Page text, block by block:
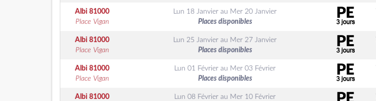
Albi 81000
Place Vigan
Lun 18 Janvier au Mer 20 Janvier
Places disponibles
Albi 81000
Place Vigan
Lun 25 Janvier au Mer 27 Janvier
Places disponibles
Albi 81000
Place Vigan
Lun 01 Février au Mer 03 Février
Places disponibles
Albi 81000
Lun 08 Février au Mer 10 Février